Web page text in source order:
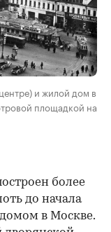
и жилой дом в
площадкой на
более
до начала
в Москве.